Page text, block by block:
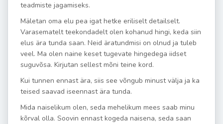
teadmiste jagamiseks.
Mäletan oma elu pea igat hetke eriliselt detailselt.
Varasematelt teekondadelt olen kohanud hingi, keda siin
elus ära tunda saan. Neid äratundmisi on olnud ja tuleb
veel. Ma olen naine keset tugevate hingedega iidset
suguvõsa. Kirjutan sellest mõni teine kord.
Kui tunnen ennast ära, siis see võngub minust välja ja ka
teised saavad iseennast ära tunda.
Mida naiselikum olen, seda mehelikum mees saab minu
kõrval olla. Soovin ennast kogeda naisena, seda saan